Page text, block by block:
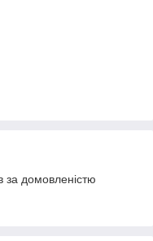
за домовленістю